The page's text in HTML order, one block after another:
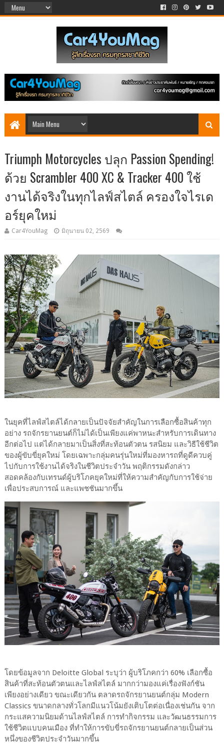
Triumph Motorcycles ปลุก Passion Spending!
ด้วย Scrambler 400 XC & Tracker 400 ใช้
งานได้จริงในทุกไลฟ์สไตล์ ครองใจไรเด
อร์ยุคใหม่
Car4YouMag มิถุนายน 02, 2569
ในยุคที่ไลฟ์สไตล์ได้กลายเป็นปัจจัยสำคัญในการเลือกซื้อสินค้าทุก
อย่าง รถจักรยานยนต์ก็ไม่ได้เป็นเพียงแค่พาหนะสำหรับการเดินทาง
อีกต่อไป แต่ได้กลายมาเป็นสิ่งที่สะท้อนตัวตน รสนิยม และวิธีใช้ชีวิต
ของผู้ขับขี่ยุคใหม่ โดยเฉพาะกลุ่มคนรุ่นใหม่ที่มองหารถที่ดูดีควบคู่
ไปกับการใช้งานได้จริงในชีวิตประจำวัน พฤติกรรมดังกล่าว
สอดคล้องกับเทรนด์ผู้บริโภคยุคใหม่ที่ให้ความสำคัญกับการใช้จ่าย
เพื่อประสบการณ์ และแพชชันมากขึ้น
โดยข้อมูลจาก Deloitte Global ระบุว่า ผู้บริโภคกว่า 60% เลือกซื้อ
สินค้าที่สะท้อนตัวตนและไลฟ์สไตล์ มากกว่ามองแค่เรื่องฟังก์ชัน
เพียงอย่างเดียว ขณะเดียวกัน ตลาดรถจักรยานยนต์กลุ่ม Modern
Classics ขนาดกลางทั่วโลกมีแนวโน้มยังเติบโตต่อเนื่องเช่นกัน จาก
กระแสความนิยมด้านไลฟ์สไตล์ การทำกิจกรรม และวัฒนธรรมการ
ใช้ชีวิตแบบคนเมือง ที่ทำให้การขับขี่รถจักรยานยนต์กลายเป็นส่วน
หนึ่งของชีวิตประจำวันมากขึ้น